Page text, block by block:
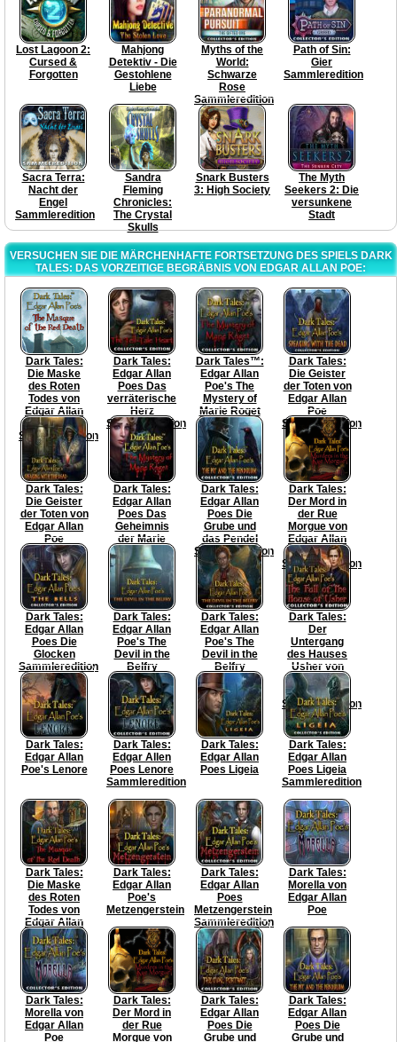
Lost Lagoon 2:
Cursed &
Forgotten
Mahjong
Detektiv - Die
Gestohlene
Liebe
Myths of the
World:
Schwarze
Rose
Sammleredition
Path of Sin:
Gier
Sammleredition
Sacra Terra:
Nacht der
Engel
Sammleredition
Sandra
Fleming
Chronicles:
The Crystal
Skulls
Snark Busters
3: High Society
The Myth
Seekers 2: Die
versunkene
Stadt
VERSUCHEN SIE DIE MÄRCHENHAFTE FORTSETZUNG DES SPIELS DARK
TALES: DAS VORZEITIGE BEGRÄBNIS VON EDGAR ALLAN POE:
Dark Tales:
Die Maske
des Roten
Todes von
Edgar Allan
Poe
Sammleredition
Dark Tales:
Edgar Allan
Poes Das
verräterische
Herz
Sammleredition
Dark Tales™:
Edgar Allan
Poe's The
Mystery of
Marie Roget
Collector's
Edition
Dark Tales:
Die Geister
der Toten von
Edgar Allan
Poe
Sammleredition
Dark Tales:
Die Geister
der Toten von
Edgar Allan
Poe
Dark Tales:
Edgar Allan
Poes Das
Geheimnis
der Marie
Rogêt
Dark Tales:
Edgar Allan
Poes Die
Grube und
das Pendel
Sammleredition
Dark Tales:
Der Mord in
der Rue
Morgue von
Edgar Allan
Poe
Sammleredition
Dark Tales:
Edgar Allan
Poes Die
Glocken
Sammleredition
Dark Tales:
Edgar Allan
Poe's The
Devil in the
Belfry
Dark Tales:
Edgar Allan
Poe's The
Devil in the
Belfry
Collector's
Edition
Dark Tales:
Der
Untergang
des Hauses
Usher von
Edgar Allan
Poe
Sammleredition
Dark Tales:
Edgar Allan
Poe's Lenore
Dark Tales:
Edgar Allen
Poes Lenore
Sammleredition
Dark Tales:
Edgar Allan
Poes Ligeia
Dark Tales:
Edgar Allan
Poes Ligeia
Sammleredition
Dark Tales:
Die Maske
des Roten
Todes von
Edgar Allan
Poe
Dark Tales:
Edgar Allan
Poe's
Metzengerstein
Dark Tales:
Edgar Allan
Poes
Metzengerstein
Sammleredition
Dark Tales:
Morella von
Edgar Allan
Poe
Dark Tales:
Morella von
Edgar Allan
Poe
Dark Tales:
Der Mord in
der Rue
Morgue von
Dark Tales:
Edgar Allan
Poes Die
Grube und
Dark Tales:
Edgar Allan
Poes Die
Grube und